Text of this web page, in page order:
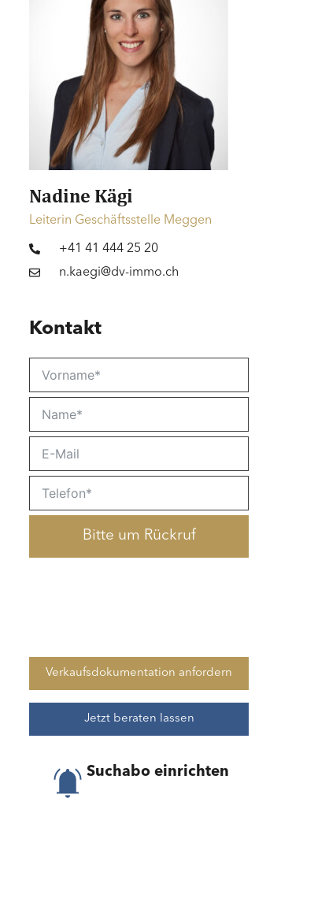
Nadine Kägi
Leiterin Geschäftsstelle Meggen
+41 41 444 25 20
n.kaegi@dv-immo.ch
Kontakt
Bitte um Rückruf
Verkaufsdokumentation anfordern
Jetzt beraten lassen
Suchabo einrichten